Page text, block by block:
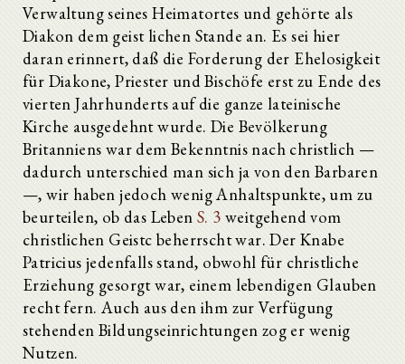
Verwaltung seines Heimatortes und gehörte als
Diakon dem geist lichen Stande an. Es sei hier
daran erinnert, daß die Forderung der Ehelosigkeit
für Diakone, Priester und Bischöfe erst zu Ende des
vierten Jahrhunderts auf die ganze lateinische
Kirche ausgedehnt wurde. Die Bevölkerung
Britanniens war dem Bekenntnis nach christlich —
dadurch unterschied man sich ja von den Barbaren
—, wir haben jedoch wenig Anhaltspunkte, um zu
beurteilen, ob das Leben S. 3 weitgehend vom
christlichen Geistc beherrscht war. Der Knabe
Patricius jedenfalls stand, obwohl für christliche
Erziehung gesorgt war, einem lebendigen Glauben
recht fern. Auch aus den ihm zur Verfügung
stehenden Bildungseinrichtungen zog er wenig
Nutzen.